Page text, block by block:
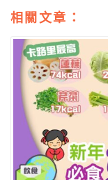
相關文章：